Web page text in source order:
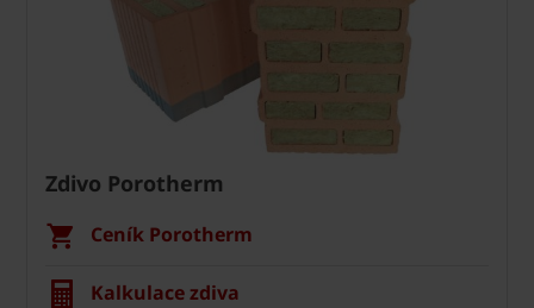
Zdivo Porotherm
Ceník Porotherm
Kalkulace zdiva